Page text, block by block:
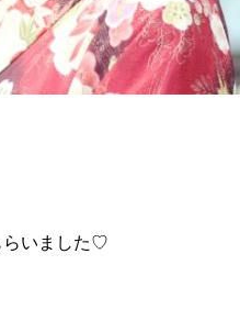
らいました♡